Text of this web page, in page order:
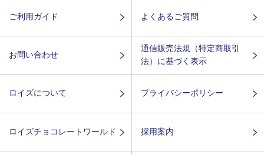
ご利用ガイド よくあるご質問
お問い合わせ
通信販売法規（特定商取引
法）に基づく表示
ロイズについて プライバシーポリシー
ロイズチョコレートワールド 採用案内